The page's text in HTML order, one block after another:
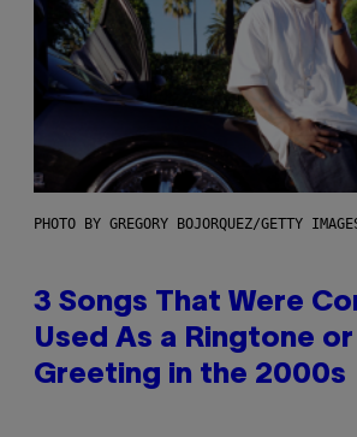
PHOTO BY GREGORY BOJORQUEZ/GETTY
3 Songs That Were
Used As a Ringtone or
Greeting in the 2000s